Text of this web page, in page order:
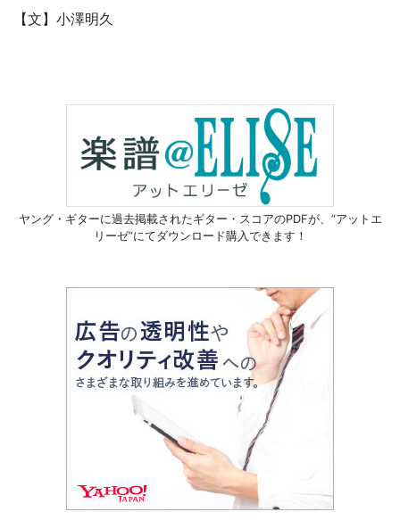
【文】小澤明久
ヤング・ギターに過去掲載されたギター・スコアのPDFが、 “アットエ
リーゼ”にてダウンロード購入できます！